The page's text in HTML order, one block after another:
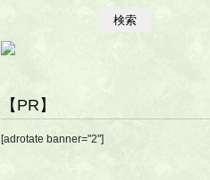
【PR】
[adrotate banner="2"]